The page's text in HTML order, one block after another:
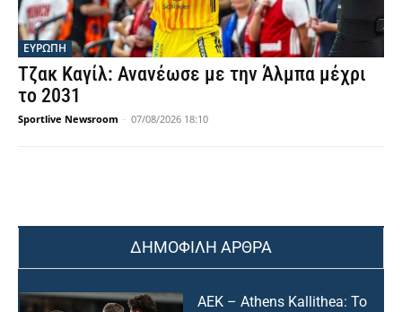
ΕΥΡΩΠΗ
Τζακ Καγίλ: Ανανέωσε με την Άλμπα μέχρι
το 2031
Sportlive Newsroom - 07/08/2026 18:10
ΔΗΜΟΦΙΛΗ ΑΡΘΡΑ
ΑΕΚ – Athens Kallithea: Το